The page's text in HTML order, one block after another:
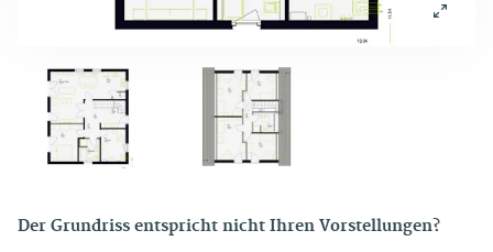
Der Grundriss entspricht nicht Ihren Vorstellungen?